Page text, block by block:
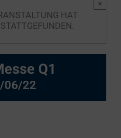
HAT
×
Q1
06/22